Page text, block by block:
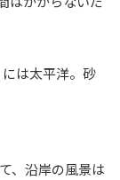
は太平洋。砂
、沿岸の風景は